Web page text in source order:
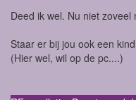
Deed ik wel. Nu niet zoveel
Staar er bij jou ook een
(Hier wel, wil op de pc....)